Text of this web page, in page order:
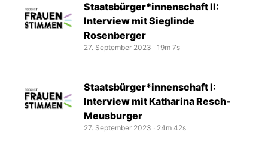
Staatsbürger*innenschaft II:
Interview mit Sieglinde
Rosenberger
27. September 2023 ‧ 19m 7s
Staatsbürger*innenschaft I:
Interview mit Katharina Resch-
Meusburger
27. September 2023 ‧ 24m 42s